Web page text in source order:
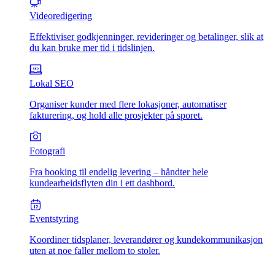
Videoredigering
Effektiviser godkjenninger, revideringer og betalinger, slik at
du kan bruke mer tid i tidslinjen.
Lokal SEO
Organiser kunder med flere lokasjoner, automatiser
fakturering, og hold alle prosjekter på sporet.
Fotografi
Fra booking til endelig levering – håndter hele
kundearbeidsflyten din i ett dashbord.
Eventstyring
Koordiner tidsplaner, leverandører og kundekommunikasjon
uten at noe faller mellom to stoler.